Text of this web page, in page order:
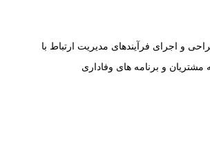
و اجرای فرآیندهای مدیریت ارتباط با
مشتریان و برنامه های وفاداری